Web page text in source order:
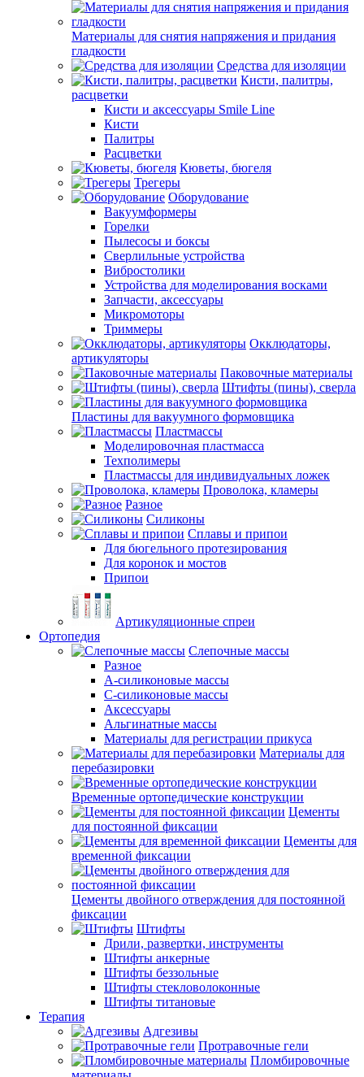
Материалы для снятия напряжения и придания
гладкости
Средства для изоляции
Кисти, палитры,
расцветки
Кисти и аксессуары Smile Line
Кисти
Палитры
Расцветки
Кюветы, бюгеля
Трегеры
Оборудование
Вакуумформеры
Горелки
Пылесосы и боксы
Сверлильные устройства
Вибростолики
Устройства для моделирования восками
Запчасти, аксессуары
Микромоторы
Триммеры
Окклюдаторы,
артикуляторы
Паковочные материалы
Штифты (пины), сверла
Пластины для вакуумного формовщика
Пластмассы
Моделировочная пластмасса
Техполимеры
Пластмассы для индивидуальных ложек
Проволока, кламеры
Разное
Силиконы
Сплавы и припои
Для бюгельного протезирования
Для коронок и мостов
Припои
Артикуляционные спреи
Ортопедия
Слепочные массы
Разное
А-силиконовые массы
С-силиконовые массы
Аксессуары
Альгинатные массы
Материалы для регистрации прикуса
Материалы для
перебазировки
Временные ортопедические конструкции
Цементы
для постоянной фиксации
Цементы для
временной фиксации
Цементы двойного отверждения для постоянной
фиксации
Штифты
Дрили, развертки, инструменты
Штифты анкерные
Штифты беззольные
Штифты стекловолоконные
Штифты титановые
Терапия
Адгезивы
Протравочные гели
Пломбировочные